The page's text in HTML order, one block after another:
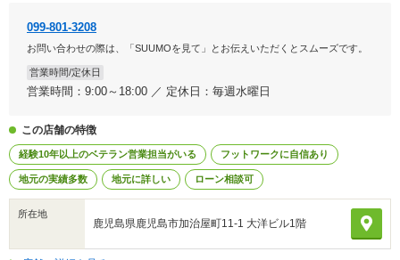
099-801-3208
お問い合わせの際は、「SUUMOを見て」とお伝えいただくとスムーズです。
営業時間/定休日
営業時間：9:00～18:00 ／ 定休日：毎週水曜日
この店舗の特徴
経験10年以上のベテラン営業担当がいる フットワークに自信あり
地元の実績多数 地元に詳しい ローン相談可
所在地
鹿児島県鹿児島市加治屋町11-1 大洋ビル1階